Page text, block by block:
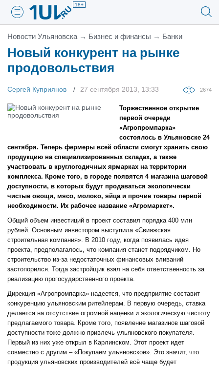
18+
Новости Ульяновска → Бизнес и финансы → Банки
Новый конкурент на рынке
продовольствия
Сергей Куприянов 27 сентября 2013, 13:33 2674
Торжественное открытие
первой очереди
«Агропромпарка»
состоялось в Ульяновске 24
сентября. Теперь фермеры всей области смогут хранить свою
продукцию на специализированных складах, а также
участвовать в круглогодичных ярмарках на территории
комплекса. Кроме того, в городе появятся 4 магазина шаговой
доступности, в которых будут продаваться экологически
чистые овощи, мясо, молоко, яйца и прочие товары первой
необходимости. Их рабочее название «Агромаркет».
Общий объем инвестиций в проект составил порядка 400 млн
рублей. Основным инвестором выступила «Свияжская
строительная компания». В 2010 году, когда появилась идея
проекта, предполагалось, что компания станет подрядчиком. Но
строительство из-за недостаточных финансовых вливаний
застопорился. Тогда застройщик взял на себя ответственность за
реализацию прогосударственного проекта.
Дирекция «Агропромпарка» надеется, что предприятие составит
конкуренцию ульяновским ритейлерам. В первую очередь, ставка
делается на отсутствие огромной наценки и экологическую чистоту
предлагаемого товара. Кроме того, появление магазинов шаговой
доступности тоже должно привлечь ульяновского покупателя.
Первый из них уже открыл в Карлинском. Этот проект идет
совместно с другим – «Покупаем ульяновское». Это значит, что
продукция ульяновских производителей всё чаще будет